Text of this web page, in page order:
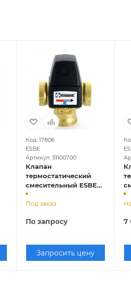
Код: 17806
ESBE
Артикул: 31100700
Клапан
термостатический
смесительный ESBE
VTA321 Ду 20 ВР,
Tрег=20-43оС
Под заказ
По запросу
Запросить цену
7